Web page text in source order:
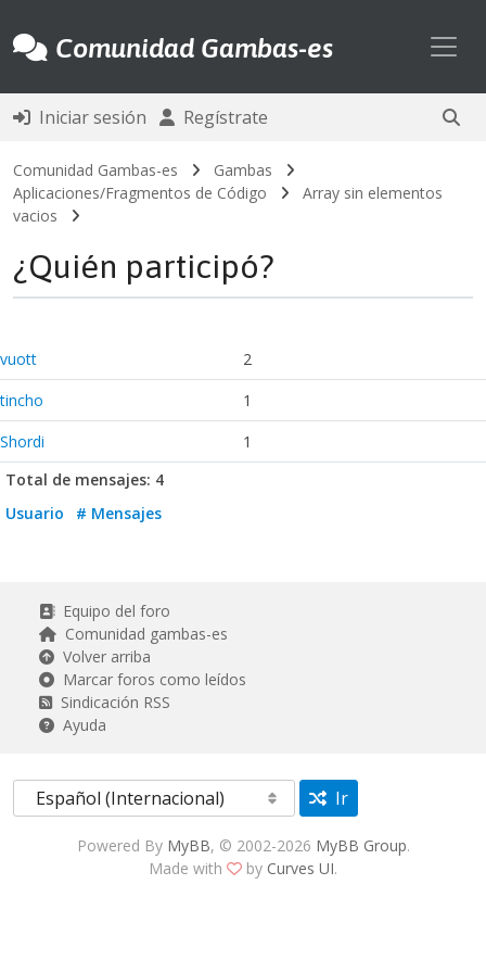
Comunidad Gambas-es
Iniciar sesión Regístrate
Comunidad Gambas-es
Gambas
Aplicaciones/Fragmentos de Código
Array sin elementos
vacios
¿Quién participó?
vuott
2
tincho
1
Shordi
1
Total de mensajes: 4
Usuario
# Mensajes
Equipo del foro
Comunidad gambas-es
Volver arriba
Marcar foros como leídos
Sindicación RSS
Ayuda
Ir
Powered By MyBB, © 2002-2026 MyBB Group.
Made with
by Curves UI.